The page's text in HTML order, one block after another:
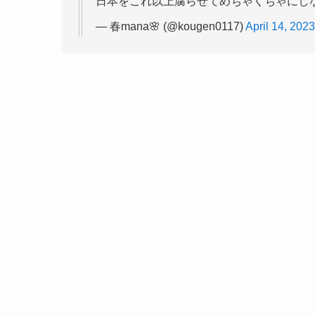
— 春mana🌸 (@kougen0117)April 14, 2023